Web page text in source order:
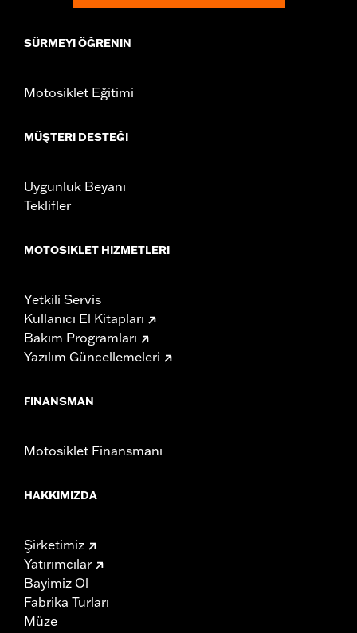
SÜRMEYI ÖĞRENIN
Motosiklet Eğitimi
MÜŞTERI DESTEĞI
Uygunluk Beyanı
Teklifler
MOTOSIKLET HIZMETLERI
Yetkili Servis
Kullanıcı El Kitapları
Bakım Programları
Yazılım Güncellemeleri
FINANSMAN
Motosiklet Finansmanı
HAKKIMIZDA
Şirketimiz
Yatırımcılar
Bayimiz Ol
Fabrika Turları
Müze